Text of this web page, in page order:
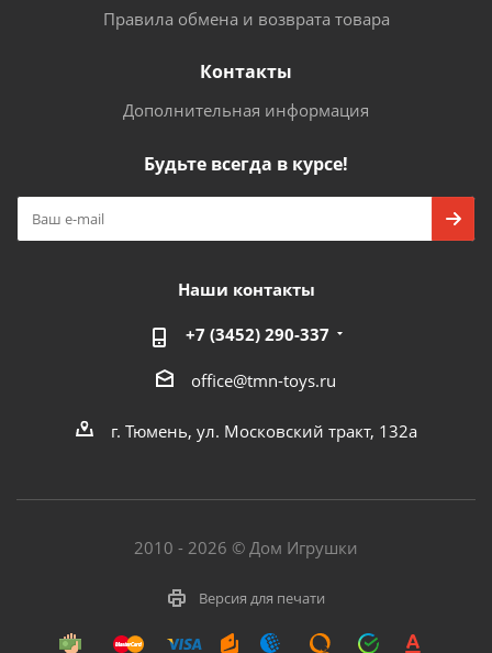
Правила обмена и возврата товара
Контакты
Дополнительная информация
Будьте всегда в курсе!
Наши контакты
+7 (3452) 290-337
office@tmn-toys.ru
г. Тюмень, ул. Московский тракт, 132а
2010 - 2026 © Дом Игрушки
Версия для печати